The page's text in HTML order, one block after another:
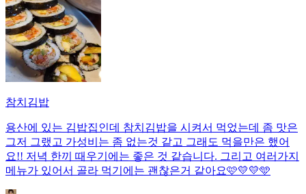
참치김밥
용산에 있는 김밥집인데 참치김밥을 시켜서 먹었는데 좀 맛은
그저 그랬고 가성비는 좀 없는것 같고 그래도 먹을만은 했어
요!! 저녁 한끼 때우기에는 좋은 것 같습니다. 그리고 여러가지
메뉴가 있어서 골라 먹기에는 괜찮은거 같아요🩷💛💛🩵